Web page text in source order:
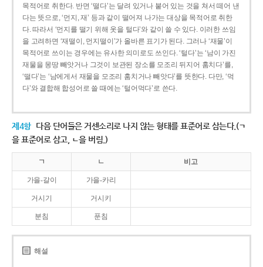
목적어로 취한다. 반면 ‘떨다’는 달려 있거나 붙어 있는 것을 쳐서 떼어 낸
다는 뜻으로, ‘먼지, 재’ 등과 같이 떨어져 나가는 대상을 목적어로 취한
다. 따라서 ‘먼지를 떨기 위해 옷을 털다’와 같이 쓸 수 있다. 이러한 쓰임
을 고려하면 ‘재떨이, 먼지떨이’가 올바른 표기가 된다. 그러나 ‘재물’이
목적어로 쓰이는 경우에는 유사한 의미로도 쓰인다. ‘털다’는 ‘남이 가진
재물을 몽땅 빼앗거나 그것이 보관된 장소를 모조리 뒤지어 훔치다’를,
‘떨다’는 ‘남에게서 재물을 모조리 훔치거나 빼앗다’를 뜻한다. 다만, ‘먹
다’와 결합해 합성어로 쓸 때에는 ‘털어먹다’로 쓴다.
제4항 다음 단어들은 거센소리로 나지 않는 형태를 표준어로 삼는다.(ㄱ
을 표준어로 삼고, ㄴ을 버림.)
ㄱ ㄴ 비고
가을-갈이 가을-카리
거시기 거시키
분침 푼침
해설